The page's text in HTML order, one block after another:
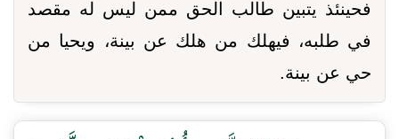
فحينئذ يتبين طالب الحق ممن ليس له مقصد
في طلبه، فيهلك من هلك عن بينة، ويحيا من
حي عن بينة.